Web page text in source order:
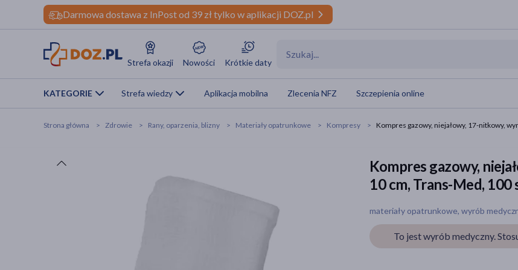
Darmowa dostawa z InPost od 39 zł tylko w aplikacji DOZ.pl
Strefa okazji Nowości Krótkie daty
KATEGORIE Strefa wiedzy Aplikacja mobilna Zlecenia NFZ Szczepienia online
Strona główna Zdrowie Rany, oparzenia, blizny Materiały opatrunkowe Kompresy Kompres gazowy, niejałowy, 17-nitkowy,
Kompres gazowy,
10 cm, Trans-Med, 100
materiały opatrunkowe, wyrób
To jest wyrób medyczny.